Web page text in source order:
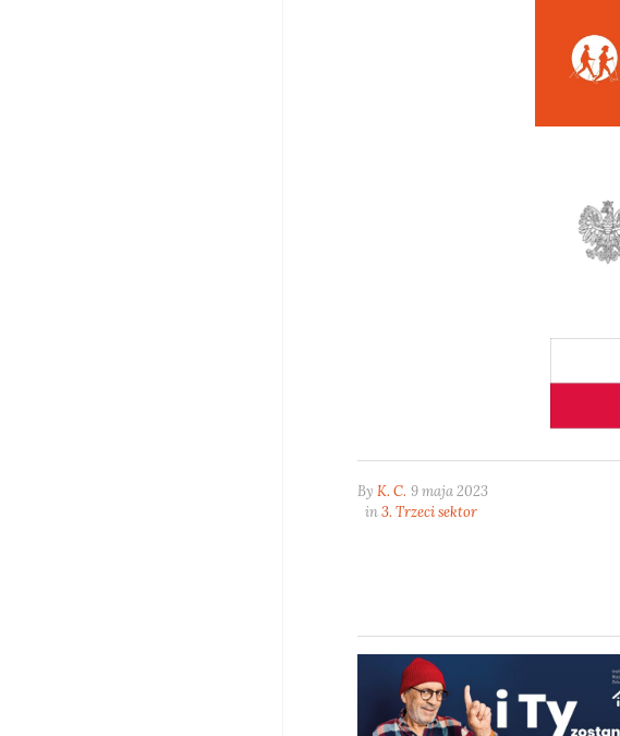
By K. C. 9 maja 2023
in3. Trzeci sektor